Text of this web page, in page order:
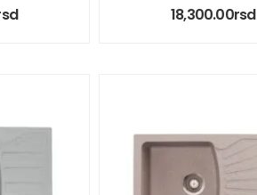
18,300.00rsd